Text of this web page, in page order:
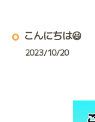
こんにちは😃
2023/10/20